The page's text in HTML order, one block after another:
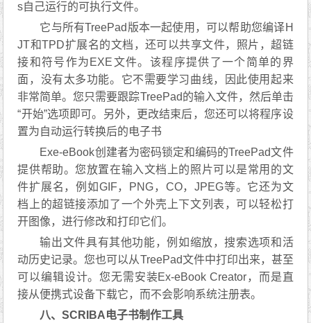
s自己运行的可执行文件。
它与所有TreePad版本一起使用，可以帮助您编译H
JT和TPD扩展名的文档，还可以共享文件，照片，超链
接和符号作为EXE文件。该程序提供了一个简单的界
面，没有太多功能。它不需要学习曲线，因此使用起来
非常简单。您只需要跟踪TreePad的输入文件，然后单击
“开始”选项即可。另外，更改结束后，您还可以将程序设
置为自动运行转换后的电子书
Exe-eBook创建者为密码锁定和编码的TreePad文件
提供帮助。您放置在输入文档上的照片可以是常用的文
件扩展名，例如GIF，PNG，CO，JPEG等。它还为文
档上的超链接添加了一个外壳上下文列表，可以轻松打
开图像，进行修改和打印它们。
输出文件具有其他功能，例如缩放，搜索选项和活
动历史记录。您也可以从TreePad文件中打印出来，甚至
可以编辑设计。您无需安装Ex-eBook Creator，而是直
接从便携式设备下载它，而不会影响系统注册表。
八、SCRIBA电子书制作工具